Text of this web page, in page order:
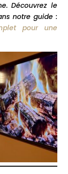
Découvrez le
notre guide :
pour une